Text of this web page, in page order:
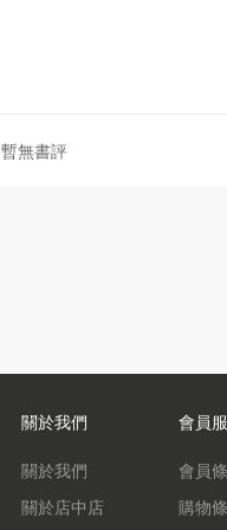
暫無書評
關於我們
關於我們
關於店中店
會員
會員
購物